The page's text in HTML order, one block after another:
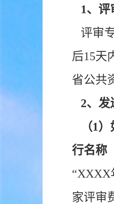
1、评
评审
后15天
省公共
2、发
（1）
行名称
“XXXX
家评审